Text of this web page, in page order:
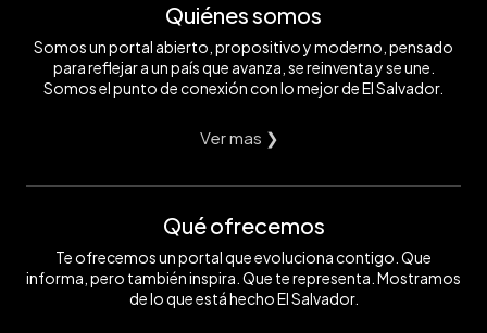
Quiénes somos
Somos un portal abierto, propositivo y moderno, pensado
para reflejar a un país que avanza, se reinventa y se une.
Somos el punto de conexión con lo mejor de El Salvador.
Ver mas ❯
Qué ofrecemos
Te ofrecemos un portal que evoluciona contigo. Que
informa, pero también inspira. Que te representa. Mostramos
de lo que está hecho El Salvador.